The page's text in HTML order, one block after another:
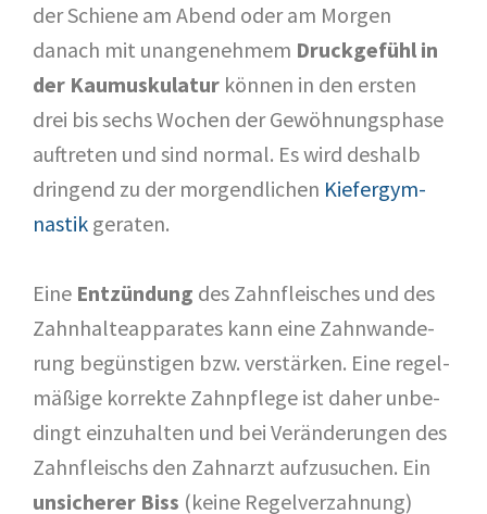
der Schie­ne am Abend oder am Mor­gen
danach mit unan­ge­neh­mem Druck­ge­fühl in
der Kau­mus­ku­la­tur kön­nen in den ers­ten
drei bis sechs Wochen der Gewöh­nungs­pha­se
auf­tre­ten und sind nor­mal. Es wird des­halb
drin­gend zu der mor­gend­li­chen Kie­fer­gym­
nas­tik gera­ten.
Eine Ent­zün­dung des Zahn­fleisches und des
Zahn­hal­te­ap­pa­ra­tes kann eine Zahn­wan­de­
rung begüns­ti­gen bzw. ver­stär­ken. Eine regel­
mä­ßi­ge kor­rek­te Zahn­pfle­ge ist daher unbe­
dingt ein­zu­hal­ten und bei Ver­än­de­run­gen des
Zahn­fleischs den Zahn­arzt auf­zu­su­chen. Ein
unsi­che­rer Biss (kei­ne Regel­ver­zah­nung)